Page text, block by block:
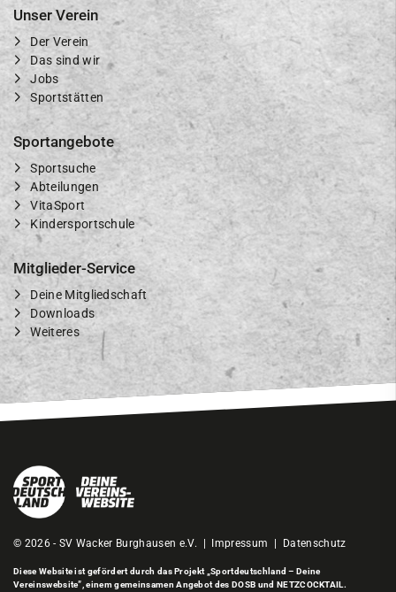
Unser Verein
Der Verein
Das sind wir
Jobs
Sportstätten
Sportangebote
Sportsuche
Abteilungen
VitaSport
Kindersportschule
Mitglieder-Service
Deine Mitgliedschaft
Downloads
Weiteres
© 2026 - SV Wacker Burghausen e.V. | Impressum | Datenschutz
Diese Website ist gefördert durch das Projekt„Sportdeutschland – Deine
Vereinswebsite”, einem gemeinsamen Angebot des DOSB und NETZCOCKTAIL.